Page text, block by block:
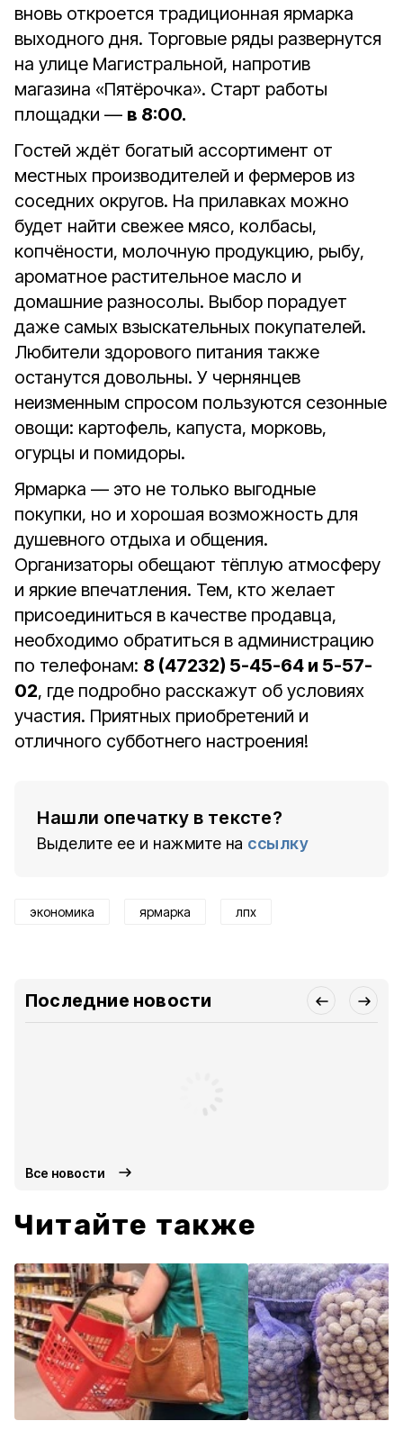
вновь откроется традиционная ярмарка
выходного дня. Торговые ряды развернутся
на улице Магистральной, напротив
магазина «Пятёрочка». Старт работы
площадки — в 8:00.
Гостей ждёт богатый ассортимент от
местных производителей и фермеров из
соседних округов. На прилавках можно
будет найти свежее мясо, колбасы,
копчёности, молочную продукцию, рыбу,
ароматное растительное масло и
домашние разносолы. Выбор порадует
даже самых взыскательных покупателей.
Любители здорового питания также
останутся довольны. У чернянцев
неизменным спросом пользуются сезонные
овощи: картофель, капуста, морковь,
огурцы и помидоры.
Ярмарка — это не только выгодные
покупки, но и хорошая возможность для
душевного отдыха и общения.
Организаторы обещают тёплую атмосферу
и яркие впечатления. Тем, кто желает
присоединиться в качестве продавца,
необходимо обратиться в администрацию
по телефонам: 8 (47232) 5-45-64 и 5-57-
02, где подробно расскажут об условиях
участия. Приятных приобретений и
отличного субботнего настроения!
Нашли опечатку в тексте?
Выделите ее и нажмите на ссылку
экономика ярмарка лпх
Последние новости
Все новости
Читайте также